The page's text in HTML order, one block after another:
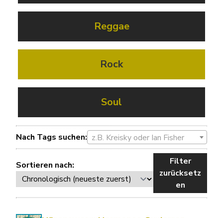
Reggae
Rock
Soul
Nach Tags suchen: z.B. Kreisky oder Ian Fisher
Sortieren nach:
Filter
zurücksetz
en